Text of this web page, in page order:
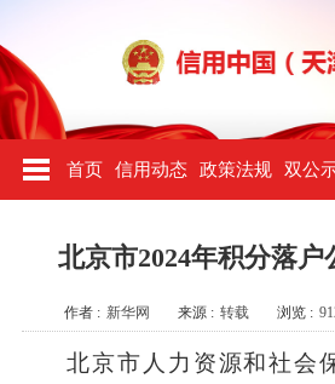
首页 信用动态 政策法规 双公
北京市2024年积分落
作者 : 新华网 来源 : 转载 浏览 :
北京市人力资源和社会